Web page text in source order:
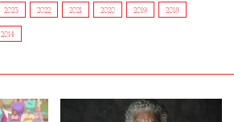
2023 2022 2021 2020 2019 2018
2014